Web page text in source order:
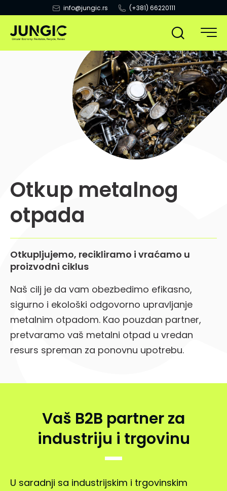
info@jungic.rs (+381) 66220111
Otvorite
pretragu
Otkup metalnog
otpada
Otkupljujemo, recikliramo i vraćamo u
proizvodni ciklus
Naš cilj je da vam obezbedimo efikasno,
sigurno i ekološki odgovorno upravljanje
metalnim otpadom. Kao pouzdan partner,
pretvaramo vaš metalni otpad u vredan
resurs spreman za ponovnu upotrebu.
Vaš B2B partner za
industriju i trgovinu
U saradnji sa industrijskim i trgovinskim